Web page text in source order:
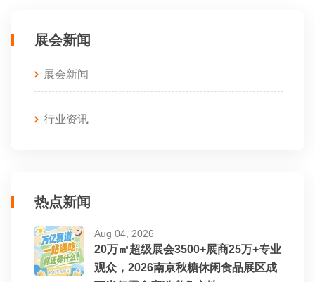
展会新闻
展会新闻
行业资讯
热点新闻
Aug 04, 2026
20万㎡超级展会3500+展商25万+专业
观众，2026南京秋糖休闲食品展区成